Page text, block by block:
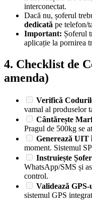
interconectat.
Dacă nu, șoferul
dedicată pe telefon/
Important: Șoferul
aplicație la pornirea
4. Checklist de
amenda)
Verifică
vamal al produselor
Cântărește
Pragul de 500kg se
Generează UIT
moment. Sistemul
Instruiește
WhatsApp/SMS și
control.
Validează GPS-
sistemul GPS